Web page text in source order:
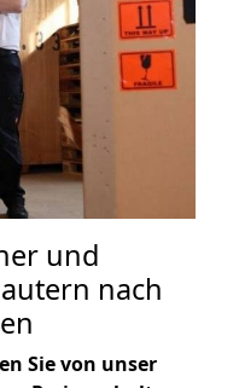
und
nach
Sie von unser